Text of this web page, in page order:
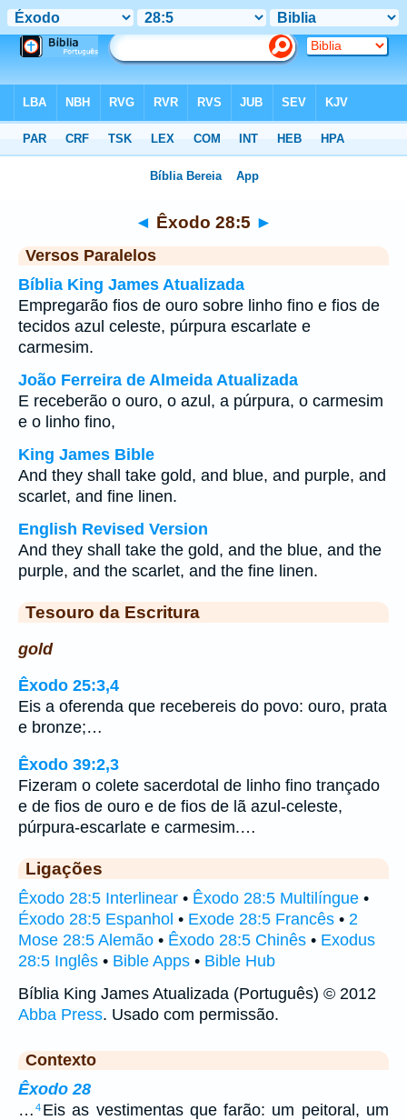
◄ Êxodo 28:5 ►
Versos Paralelos
Bíblia King James Atualizada
Empregarão fios de ouro sobre linho fino e fios de
tecidos azul celeste, púrpura escarlate e
carmesim.
João Ferreira de Almeida Atualizada
E receberão o ouro, o azul, a púrpura, o carmesim
e o linho fino,
King James Bible
And they shall take gold, and blue, and purple, and
scarlet, and fine linen.
English Revised Version
And they shall take the gold, and the blue, and the
purple, and the scarlet, and the fine linen.
Tesouro da Escritura
gold
Êxodo 25:3,4
Eis a oferenda que recebereis do povo: ouro, prata
e bronze;…
Êxodo 39:2,3
Fizeram o colete sacerdotal de linho fino trançado
e de fios de ouro e de fios de lã azul-celeste,
púrpura-escarlate e carmesim.…
Ligações
Êxodo 28:5 Interlinear • Êxodo 28:5 Multilíngue •
Éxodo 28:5 Espanhol • Exode 28:5 Francês • 2
Mose 28:5 Alemão • Êxodo 28:5 Chinês • Exodus
28:5 Inglês • Bible Apps • Bible Hub
Bíblia King James Atualizada (Português) © 2012
Abba Press. Usado com permissão.
Contexto
Êxodo 28
… 4 Eis as vestimentas que farão: um peitoral, um